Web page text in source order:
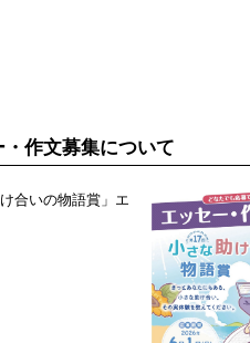
作文募集について
合いの物語賞」エ